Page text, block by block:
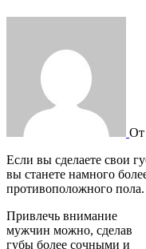
От
Если вы сделаете свои губы более пухлыми и сексуальными,
вы станете намного
противоположного пола.
Привлечь внимание
мужчин можно, сделав
губы более сочными и